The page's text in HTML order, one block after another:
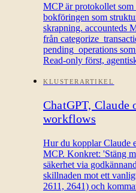
MCP är protokollet
bokföringen som
skrapning. accounteds
från
pending_operations
Read-only först,
KLUSTERARTIKEL
ChatGPT, Claude
workflows
Hur du kopplar Claude
MCP. Konkret: 'Stäng
säkerhet via
skillnaden mot ett
2611, 2641) och